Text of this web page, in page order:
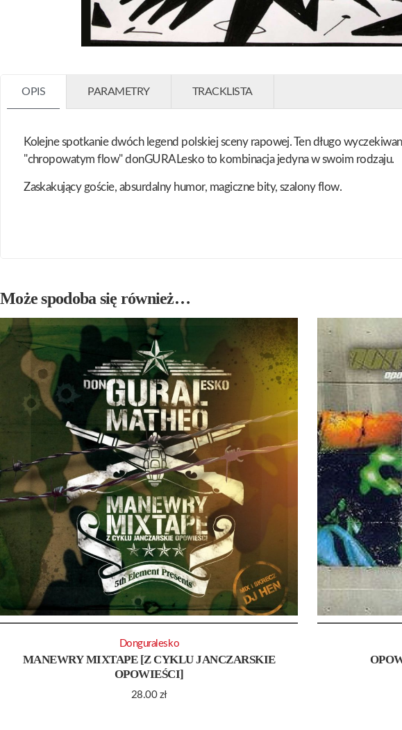
OPIS PARAMETRY TRACKLISTA
Kolejne spotkanie dwóch legend polskiej sceny rapowej. Ten długo
"chropowatym flow" donGURALesko to kombinacja jedyna w swoim rodzaju.
Zaskakujący goście, absurdalny humor, magiczne bity, szalony flow.
Może spodoba się również…
MANEWRY MIXTAPE [Z CYKLU JANCZARSKIE
OPOWIEŚCI]
28.00 zł
Donguralesko